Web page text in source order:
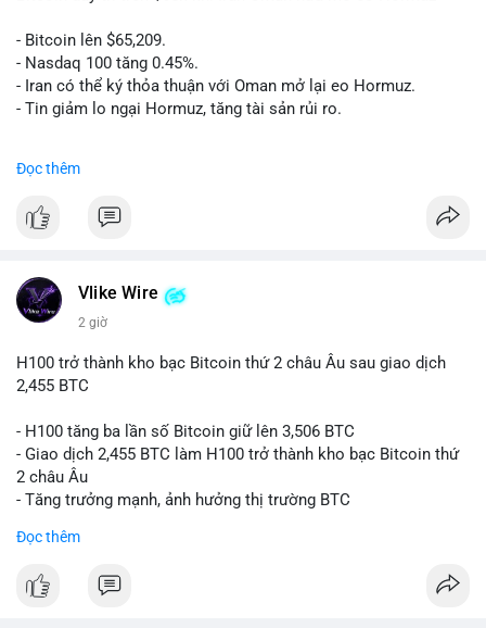
- Bitcoin lên $65,209.
- Nasdaq 100 tăng 0.45%.
- Iran có thể ký thỏa thuận với Oman mở lại eo Hormuz.
- Tin giảm lo ngại Hormuz, tăng tài sản rủi ro.
📰 Nguồn: CoinDesk
Đọc thêm
Vlike Wire
2 giờ
H100 trở thành kho bạc Bitcoin thứ 2 châu Âu sau giao dịch
2,455 BTC
- H100 tăng ba lần số Bitcoin giữ lên 3,506 BTC
- Giao dịch 2,455 BTC làm H100 trở thành kho bạc Bitcoin thứ
2 châu Âu
- Tăng trưởng mạnh, ảnh hưởng thị trường BTC
#binancesquare
$btc
Đọc thêm